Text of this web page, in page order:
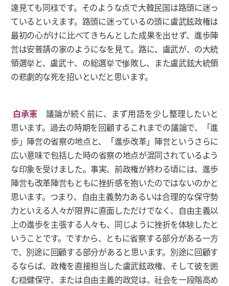
達見ても同様です。そのような点で大韓民国は路頭に迷っ
ているといえます。路頭に迷っているの頭に盧武鉉政権は
最初の心がけに比べてきちんとした成果を出せず、進歩陣
営は安普請の家のようになを見て。路に、盧武が、の大統
領選挙と、盧武〸、の総選挙で惨敗し、また盧武鉉大統領
の悲劇的な死を招いといだと思います。
白承憲 議論が続く前に、まず用語を少し整理したいと
思います。過去の時期を回顧するこれまでの議論で、「進
歩」陣営の省察の地点と、「進歩改革」陣営というさらに
広い意味で包括した時の省察の地点が混同されているよう
な印象を受けました。事実、前政権が終わる頃には、進歩
陣営も改革陣営もともに挫折感を抱いたのではないのかと
思います。つまり、自由主義勢力あるいは合理的な保守勢
力といえる人々が限界に直面しただけでなく、自由主義以
上の進歩を主張する人々も、同じように挫折を体験したと
いうことです。ですから、ともに省察する部分がある一方
で、別途に回顧する部分があると思います。別途に回顧す
るならば、政権を直接担当した盧武鉉政権、そして彼を囲
む穏健保守、または自由主義的政党は、社会を一段階高め